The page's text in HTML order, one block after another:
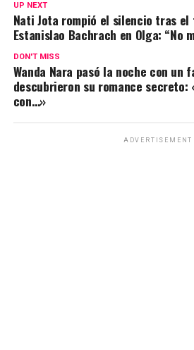
p
p
o
k
m
k
UP NEXT
Nati Jota rompió el silencio tras el
Estanislao Bachrach en Olga: “No
DON'T MISS
Wanda Nara pasó la noche con un
descubrieron su romance secreto:
con…»
ADVERTISEMENT